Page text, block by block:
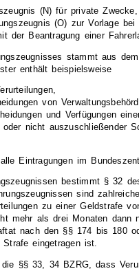
(N) für private Zwecke
(O) zur Vorlage
der Beantragung einer
stammt aus
enthält beispielsweise
von
und Verfügungen
oder nicht auszuschließender
Eintragungen im
bestimmt § 32
sind
zu einer Geldstrafe
mehr als drei Monaten dann
nach den §§ 174 bis 180
eingetragen ist.
die §§ 33, 34 BZRG, dass